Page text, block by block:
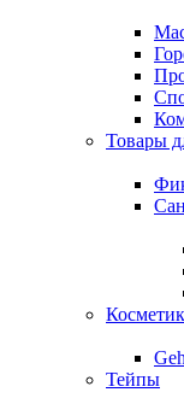
Товары
Тейпы